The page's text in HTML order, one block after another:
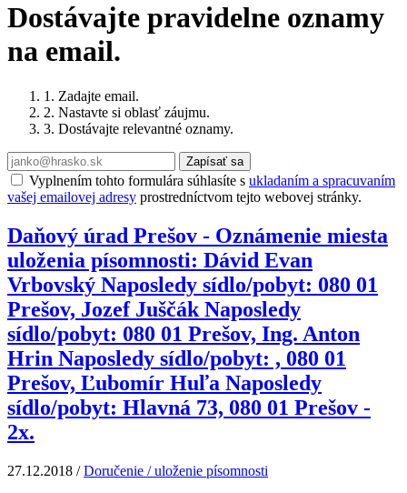
Dostávajte pravidelne oznamy
na email.
1. Zadajte email.
2. Nastavte si oblasť záujmu.
3. Dostávajte relevantné oznamy.
Zapísať sa
Vyplnením tohto formulára súhlasíte s ukladaním a spracuvaním
vašej emailovej adresy prostredníctvom tejto webovej stránky.
Daňový úrad Prešov - Oznámenie miesta
uloženia písomnosti: Dávid Evan
Vrbovský Naposledy sídlo/pobyt: 080 01
Prešov, Jozef Juščák Naposledy
sídlo/pobyt: 080 01 Prešov, Ing. Anton
Hrin Naposledy sídlo/pobyt: , 080 01
Prešov, Ľubomír Huľa Naposledy
sídlo/pobyt: Hlavná 73, 080 01 Prešov -
2x.
27.12.2018 /Doručenie / uloženie písomnosti